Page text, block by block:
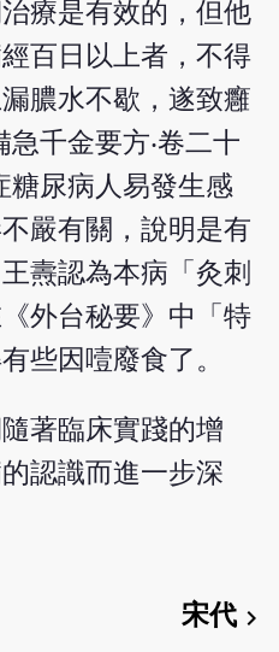
療是有效的，但他
百日以上者，不得
膿水不歇，遂致癰
千金要方‧卷二十
糖尿病人易發生感
嚴有關，說明是有
燾認為本病「灸刺
外台秘要》中「特
些因噎廢食了。
著臨床實踐的增
認識而進一步深
宋代chevron_right